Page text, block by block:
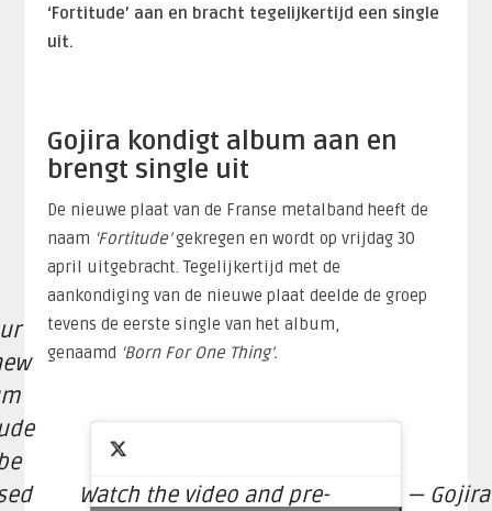
‘Fortitude’ aan en bracht tegelijkertijd een single
uit.
Gojira kondigt album aan en
brengt single uit
De nieuwe plaat van de Franse metalband heeft de
naam ‘Fortitude’gekregen en wordt op vrijdag 30
april uitgebracht. Tegelijkertijd met de
aankondiging van de nieuwe plaat deelde de groep
tevens de eerste single van het album,
genaamd ‘Born For One Thing’.
ur
Watch the video and pre-
— Gojira